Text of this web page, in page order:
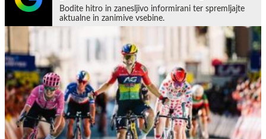
Bodite hitro in zanesljivo informirani ter spremljajte
aktualne in zanimive vsebine.